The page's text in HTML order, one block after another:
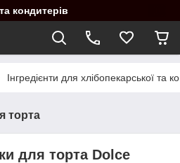
кондитерів
Інгредієнти для хлібопекарської та
торта
для торта Dolce